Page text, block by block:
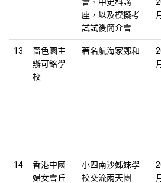
座，以及模擬考
試試後簡介會
13
嗇色園主
辦可銘學
校
著名航海家鄭和
14
香港中國
婦女會丘
小四南沙姊妹學
校交流兩天團